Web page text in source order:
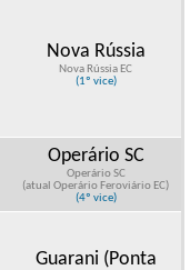
Nova Rússia
Nova Rússia EC
(1º vice)
Operário SC
Operário SC
(atual Operário Feroviário EC)
(4º vice)
Guarani (Ponta